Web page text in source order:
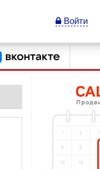
Войти